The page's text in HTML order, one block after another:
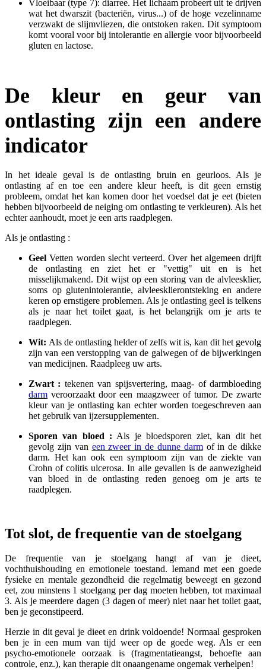
Vloeibaar (type 7): diarree. Het lichaam probeert uit te drijven
wat het dwarszit (bacteriën, virus...) of de hoge vezelinname
verzwakt de slijmvliezen, die ontstoken raken. Dit symptoom
komt vooral voor bij intolerantie en allergie voor bijvoorbeeld
gluten en lactose.
De kleur en geur van
ontlasting zijn een andere
indicator
In het ideale geval is de ontlasting bruin en geurloos. Als je
ontlasting af en toe een andere kleur heeft, is dit geen ernstig
probleem, omdat het kan komen door het voedsel dat je eet (bieten
hebben bijvoorbeeld de neiging om ontlasting te verkleuren). Als het
echter aanhoudt, moet je een arts raadplegen.
Als je ontlasting :
GeelVetten worden slecht verteerd. Over het algemeen drijft
de ontlasting en ziet het er "vettig" uit en is het
misselijkmakend. Dit wijst op een storing van de alvleesklier,
soms op glutenintolerantie, alvleesklierontsteking en andere
keren op ernstigere problemen. Als je ontlasting geel is telkens
als je naar het toilet gaat, is het belangrijk om je arts te
raadplegen.
Wit: Als de ontlasting helder of zelfs wit is, kan dit het gevolg
zijn van een verstopping van de galwegen of de bijwerkingen
van medicijnen. Raadpleeg uw arts.
Zwart : tekenen van spijsvertering, maag- of darmbloeding
darm veroorzaakt door een maagzweer of tumor. De zwarte
kleur van je ontlasting kan echter worden toegeschreven aan
het gebruik van ijzersupplementen.
Sporen van bloed : Als je bloedsporen ziet, kan dit het
gevolg zijn van een zweer in de dunne darmof in de dikke
darm. Het kan ook een symptoom zijn van de ziekte van
Crohn of colitis ulcerosa. In alle gevallen is de aanwezigheid
van bloed in de ontlasting reden genoeg om je arts te
raadplegen.
Tot slot, de frequentie van de stoelgang
De frequentie van je stoelgang hangt af van je dieet,
vochthuishouding en emotionele toestand. Iemand met een goede
fysieke en mentale gezondheid die regelmatig beweegt en gezond
eet, zou minstens 1 stoelgang per dag moeten hebben, tot maximaal
3. Als je meerdere dagen (3 dagen of meer) niet naar het toilet gaat,
ben je geconstipeerd.
Herzie in dit geval je dieet en drink voldoende! Normaal gesproken
ben je in een mum van tijd weer op de goede weg. Als er een
psycho-emotionele oorzaak is (fragmentatieangst, behoefte aan
controle, enz.), kan therapie dit onaangename ongemak verhelpen!